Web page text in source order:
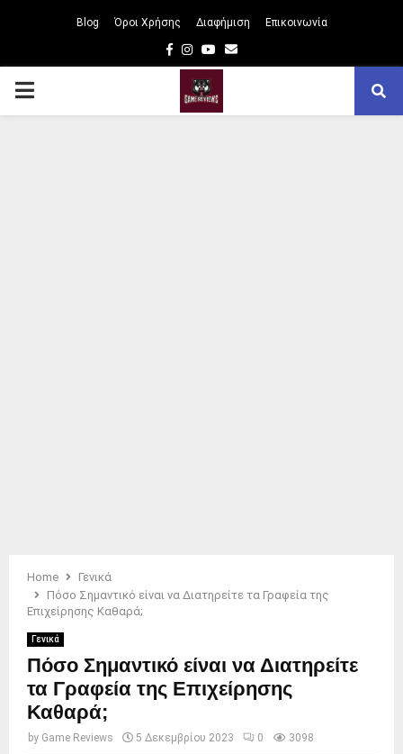
Blog Όροι Χρήσης Διαφήμιση Επικοινωνία
Facebook
Instagram
Youtube
Email
PRIMARY
Home
Γενικά
Πόσο Σημαντικό είναι να Διατηρείτε τα Γραφεία της
Επιχείρησης Καθαρά;
Γενικά
Πόσο Σημαντικό είναι να Διατηρείτε
τα Γραφεία της Επιχείρησης
Καθαρά;
by Game Reviews 5 Δεκεμβρίου 2023 0 3098